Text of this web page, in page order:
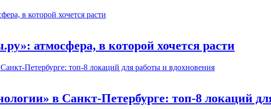
атмосфера, в которой хочется расти
в Санкт-Петербурге: топ-8 локаций